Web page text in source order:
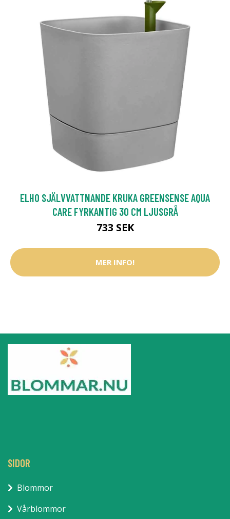
ELHO SJÄLVVATTNANDE KRUKA GREENSENSE AQUA
CARE FYRKANTIG 30 CM LJUSGRÅ
733 SEK
MER INFO!
SIDOR
Blommor
Vårblommor